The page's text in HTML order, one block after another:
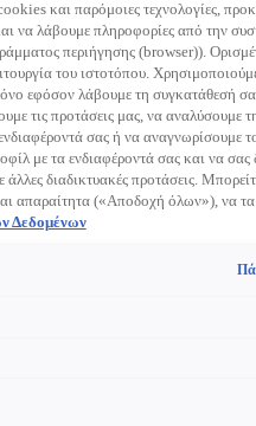
Τάσεις
και παρόμοιες τεχνολογίες,
να λάβουμε πληροφορίες από την
περιήγησης (browser)).
του ιστοτόπου.
εφόσον λάβουμε τη συγκατάθεσή
τις προτάσεις μας, να αναλύσουμε
σας ή να αναγνωρίσουμε
με τα ενδιαφέροντά σας και να σας
άλλες διαδικτυακές προτάσεις.
απαραίτητα («Αποδοχή όλων»), να τα
να αποθηκεύσετε τις επιλογές σας
για τα cookies»). Περισσότερες
Δεδομένων